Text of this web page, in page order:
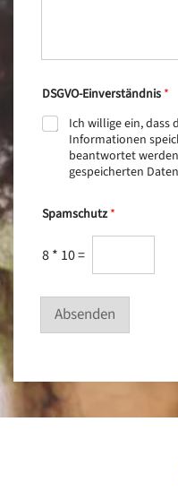
DSGVO-Einverständnis *
Ich willige ein, dass
Informationen
beantwortet
gespeicherten
Spamschutz*
8* 10=
Absenden